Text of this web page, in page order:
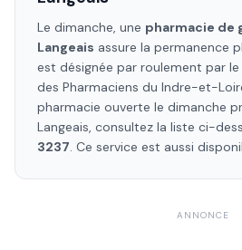
Le dimanche, une pharmacie de
Langeais assure la permanence
est désignée par roulement par
des Pharmaciens du Indre-et-
pharmacie ouverte le dimanche
Langeais, consultez la liste ci-
3237. Ce service est aussi
ANNONCE